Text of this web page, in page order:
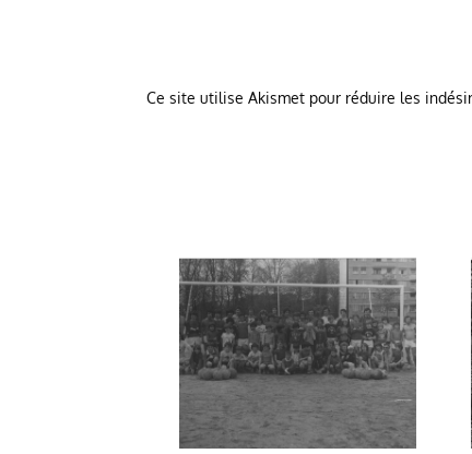
Ce site utilise Akismet pour réduire les